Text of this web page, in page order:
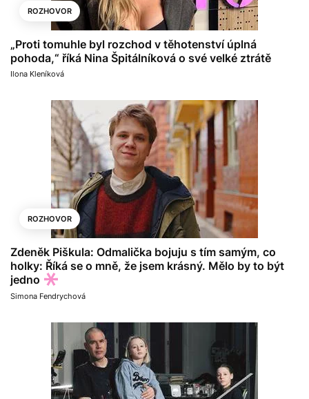
ROZHOVOR
„Proti tomuhle byl rozchod v těhotenství úplná
pohoda,“ říká Nina Špitálníková o své velké ztrátě
Ilona Kleníková
ROZHOVOR
Zdeněk Piškula: Odmalička bojuju s tím samým, co
holky: Říká se o mně, že jsem krásný. Mělo by to být
jedno
Simona Fendrychová